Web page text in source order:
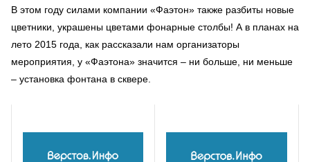
В этом году силами компании «Фаэтон» также разбиты новые
цветники, украшены цветами фонарные столбы! А в планах на
лето 2015 года, как рассказали нам организаторы
мероприятия, у «Фаэтона» значится – ни больше, ни меньше
– установка фонтана в сквере.